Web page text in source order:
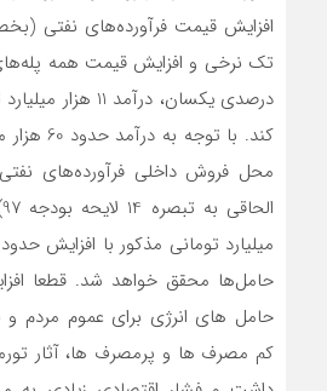
افزایش قیمت فرآورده‌های نفتی
تک نرخی و افزایش قیمت همه
درصدی یکسان،
کند. با
محل فروش داخلی فرآورده‌های
حامل های انرژی برای عموم مردم
کم مصرف ها و پرمصرف ها، آثار